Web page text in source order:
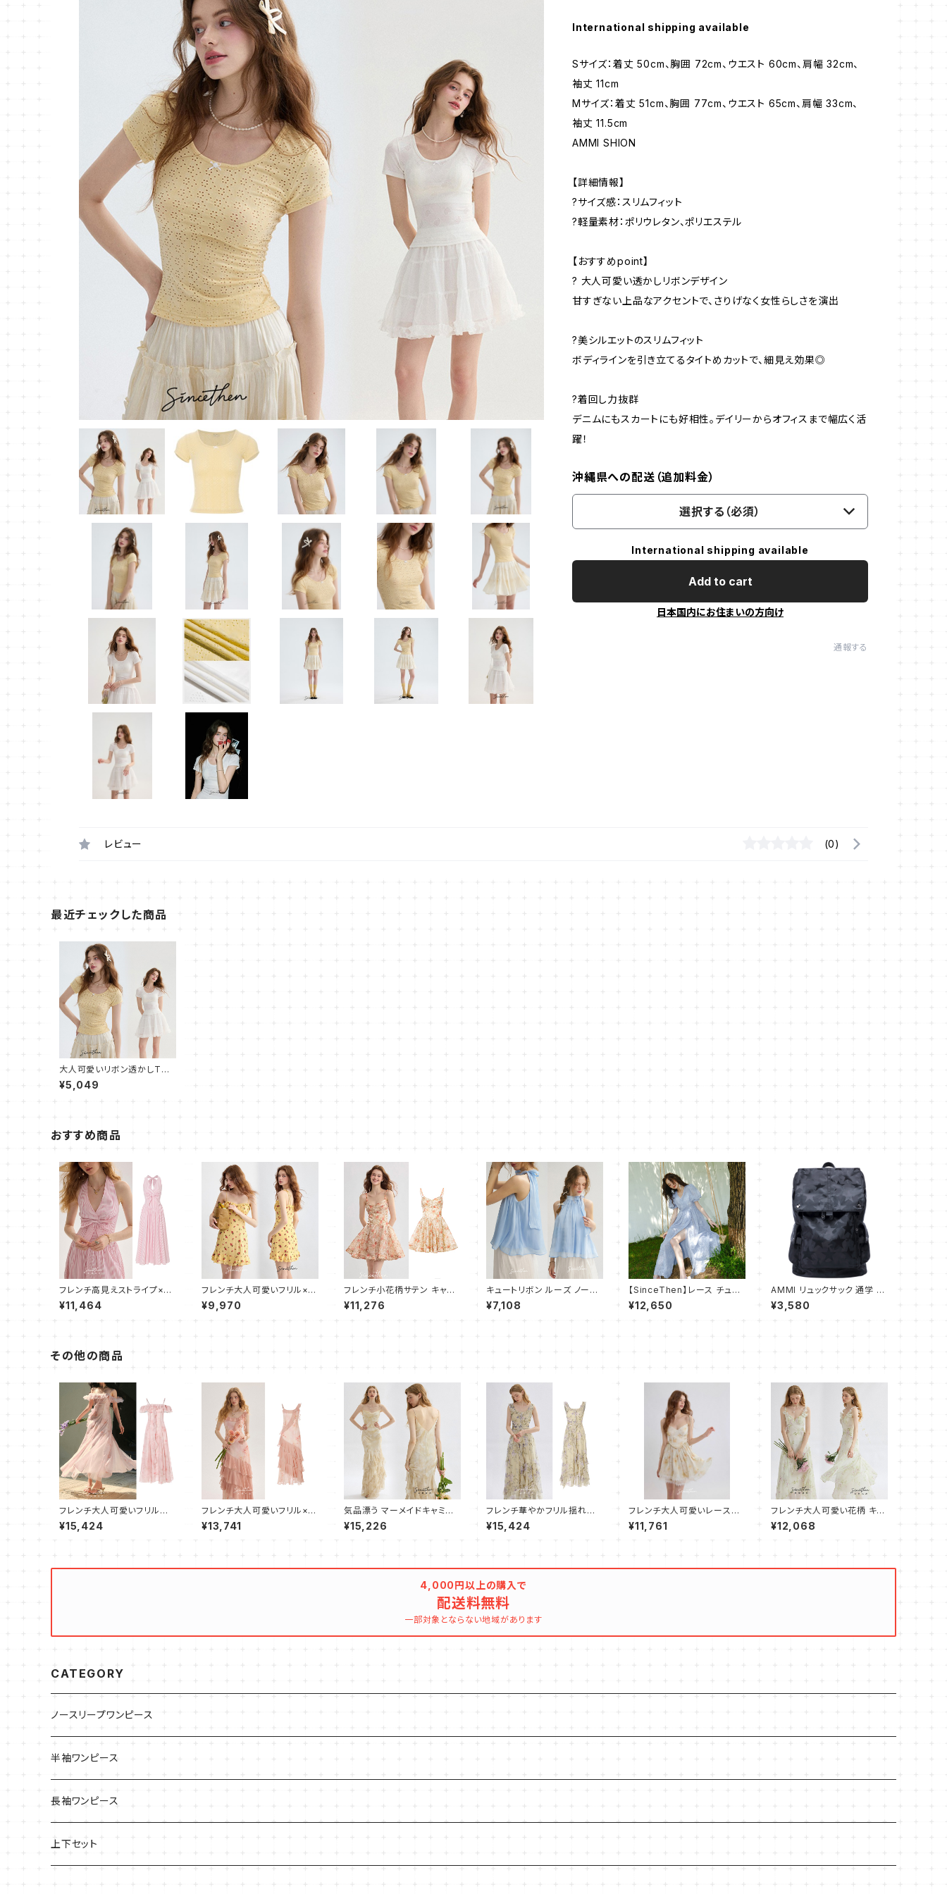
International shipping available
Sサイズ：着丈 50cm、胸囲 72cm、ウエスト 60cm、肩幅 32cm、
袖丈 11cm
Mサイズ：着丈 51cm、胸囲 77cm、ウエスト 65cm、肩幅 33cm、
袖丈 11.5cm
AMMI SHION
【詳細情報】
?サイズ感：スリムフィット
?軽量素材：ポリウレタン、ポリエステル
【おすすめpoint】
? 大人可愛い透かしリボンデザイン
甘すぎない上品なアクセントで、さりげなく女性らしさを演出
?美シルエットのスリムフィット
ボディラインを引き立てるタイトめカットで、細見え効果◎
?着回し力抜群
デニムにもスカートにも好相性。デイリーからオフィスまで幅広く活
躍！
沖縄県への配送（追加料金）
選択する（必須）
International shipping available
Add to cart
日本国内にお住まいの方向け
通報する
レビュー (0)
最近チェックした商品
大人可愛いリボン透かしTシ
ャツ スリムフィット
¥5,049
おすすめ商品
フレンチ高見えストライプ×リ
ボン ホルターワンピース
¥11,464
フレンチ大人可愛いフリル×キ
ャミワンピース ショート
¥9,970
フレンチ小花柄サテン キャミ
ワンピース フレアシルエット
¥11,276
キュートリボン ルーズ ノース
リーブブラウス
¥7,108
【SinceThen】レース チュー
ル ワンピース ドレス ロング
¥12,650
AMMI リュックサック 通学 高
校生 大学生 人気 メンズ バッ
クパック 大容量 ビジネスリュ
ック おしゃれ 防水 旅行 防災
¥3,580
その他の商品
フレンチ大人可愛いフリル揺
れるキャミワンピース フレア
ロング
¥15,424
フレンチ大人可愛いフリル×テ
ィアードキャミワンピース
¥13,741
気品漂う マーメイドキャミワ
ンピース ロング
¥15,226
フレンチ華やかフリル揺れるノ
ースリープワンピース ロング
¥15,424
フレンチ大人可愛いレース×フ
リル キャミワンピース ショー
ト
¥11,761
フレンチ大人可愛い花柄 キャ
ミワンピース フレア ロング
¥12,068
4,000円以上の購入で
配送料無料
一部対象とならない地域があります
CATEGORY
ノースリープワンピース
半袖ワンピース
長袖ワンピース
上下セット